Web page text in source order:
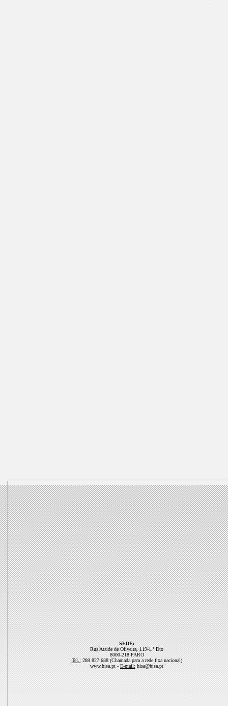
SEDE:
Rua Ataíde de Oliveira, 119-1.º Dto
8000-218 FARO
Tel.: 289 827 688 (Chamada para a rede fixa nacional)
www.hisa.pt - E-mail: hisa@hisa.pt